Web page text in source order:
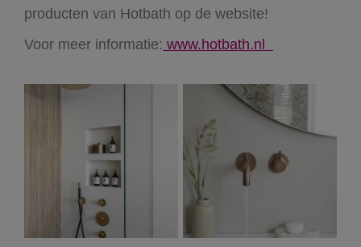
producten van Hotbath op de website!
Voor meer informatie: www.hotbath.nl